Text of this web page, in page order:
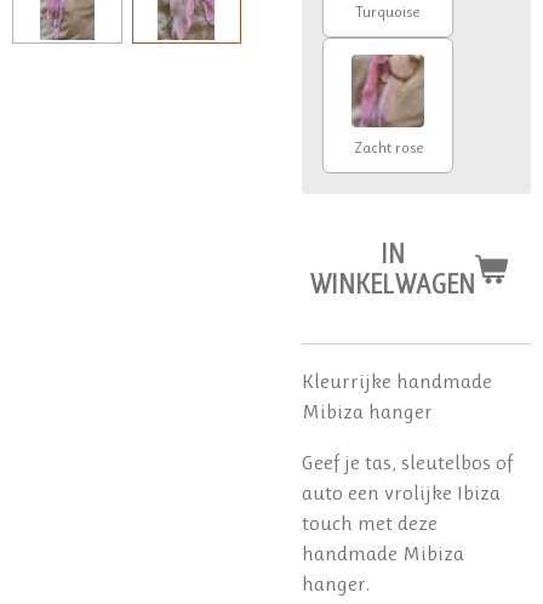
Turquoise
Zacht rose
IN
WINKELWAGEN
Kleurrijke handmade
Mibiza hanger
Geef je tas, sleutelbos of
auto een vrolijke Ibiza
touch met deze
handmade Mibiza
hanger.